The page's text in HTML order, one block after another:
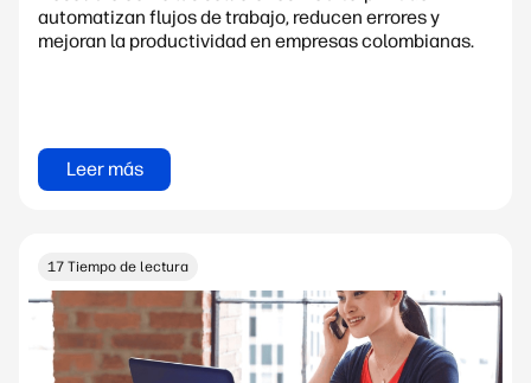
automatizan flujos de trabajo, reducen errores y
mejoran la productividad en empresas colombianas.
Leer más
17 Tiempo de lectura